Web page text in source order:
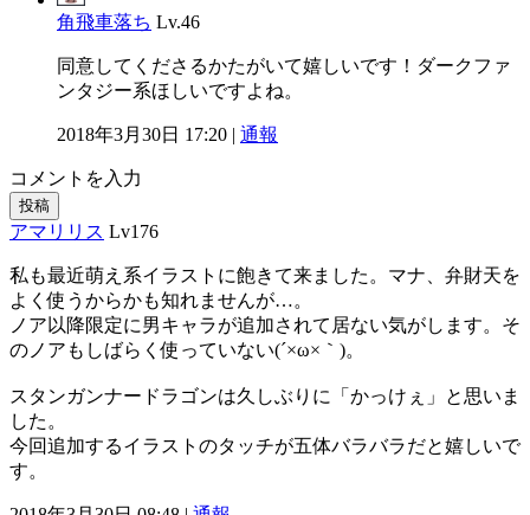
角飛車落ち Lv.46
同意してくださるかたがいて嬉しいです！ダークファ
ンタジー系ほしいですよね。
2018年3月30日 17:20 | 通報
コメントを入力
投稿
アマリリス Lv176
私も最近萌え系イラストに飽きて来ました。マナ、弁財天を
よく使うからかも知れませんが…。
ノア以降限定に男キャラが追加されて居ない気がします。そ
のノアもしばらく使っていない(´×ω×｀)。
スタンガンナードラゴンは久しぶりに「かっけぇ」と思いま
した。
今回追加するイラストのタッチが五体バラバラだと嬉しいで
す。